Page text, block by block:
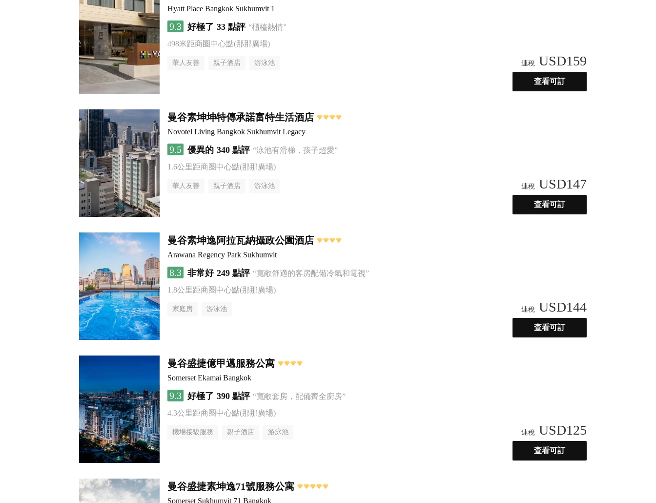
Hyatt Place Bangkok Sukhumvit 1
9.3 好極了 33 點評 “櫃檯熱情”
498米距商圈中心點(那那廣場)
華人友善 親子酒店 游泳池 連稅 USD159
查看可訂
曼谷素坤坤特傳承諾富特生活酒店
Novotel Living Bangkok Sukhumvit Legacy
9.5 優異的 340 點評 “泳池有滑梯，孩子超愛”
1.6公里距商圈中心點(那那廣場)
華人友善 親子酒店 游泳池 連稅 USD147
查看可訂
曼谷素坤逸阿拉瓦納攝政公園酒店
Arawana Regency Park Sukhumvit
8.3 非常好 249 點評 “寬敞舒適的客房配備冷氣和電視”
1.8公里距商圈中心點(那那廣場)
家庭房 游泳池 連稅 USD144
查看可訂
曼谷盛捷億甲邁服務公寓
Somerset Ekamai Bangkok
9.3 好極了 390 點評 “寬敞套房，配備齊全廚房”
4.3公里距商圈中心點(那那廣場)
機場接駁服務 親子酒店 游泳池 連稅 USD125
查看可訂
曼谷盛捷素坤逸71號服務公寓
Somerset Sukhumvit 71 Bangkok